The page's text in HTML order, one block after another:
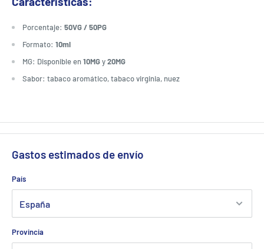
Porcentaje: 50VG / 50PG
Formato: 10ml
MG: Disponible en10MGy20MG
Sabor: tabaco aromático, tabaco virginia, nuez
Gastos estimados de envío
País
Provincia